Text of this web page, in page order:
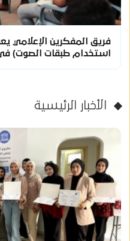
فريق المفكرين الإعلامي
استخدام طبقات الصوت)
الأخبار الرئيسية